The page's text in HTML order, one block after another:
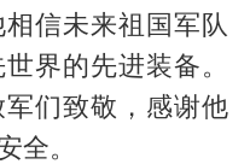
信未来祖国军队
界的先进装备。
们致敬，感谢他
全。